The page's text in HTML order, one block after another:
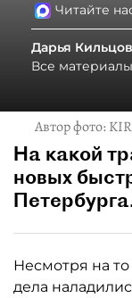
Читайте
Дарья
Все
Автор фото:
На какой
новых
Несмотря на
дела